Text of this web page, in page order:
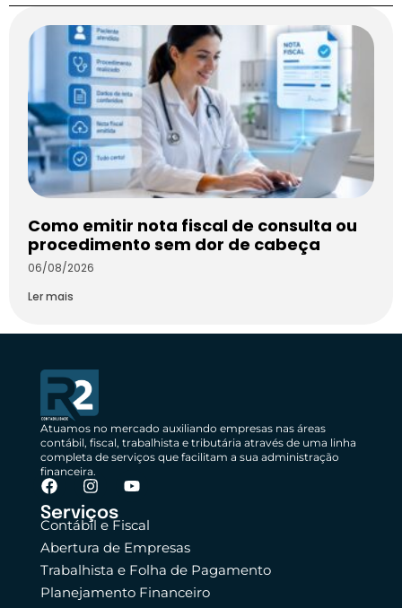
Como emitir nota fiscal de consulta ou
procedimento sem dor de cabeça
06/08/2026
Ler mais
Atuamos no mercado auxiliando empresas nas áreas
contábil, fiscal, trabalhista e tributária através de uma linha
completa de serviços que facilitam a sua administração
financeira.
Serviços
Contábil e Fiscal
Abertura de Empresas
Trabalhista e Folha de Pagamento
Planejamento Financeiro